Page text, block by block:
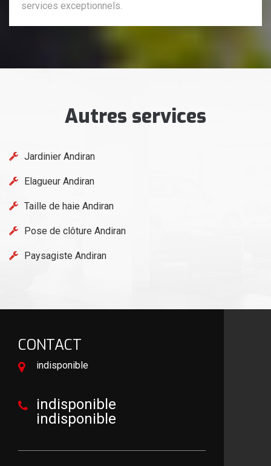
services exceptionnels.
Autres services
Jardinier Andiran
Elagueur Andiran
Taille de haie Andiran
Pose de clôture Andiran
Paysagiste Andiran
CONTACT
indisponible
indisponible
indisponible